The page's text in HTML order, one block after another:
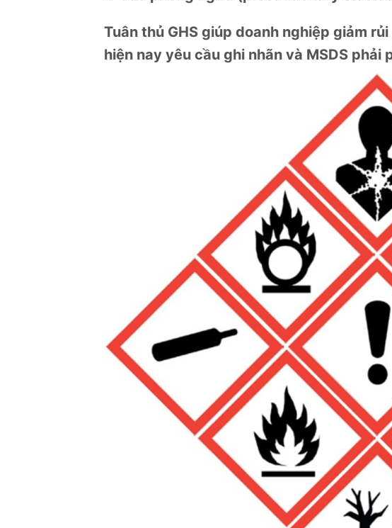
Tuân thủ GHS giúp doanh nghiệp giảm
hiện nay yêu cầu ghi nhãn và MSDS phải